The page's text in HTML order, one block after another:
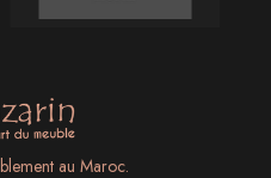
au Maroc.